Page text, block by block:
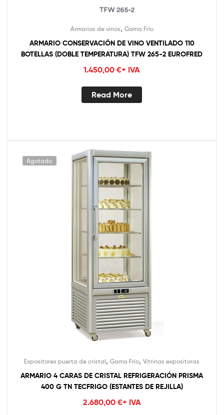
Armarios de vinos, Gama Frío
ARMARIO CONSERVACIÓN DE VINO VENTILADO 110
BOTELLAS (DOBLE TEMPERATURA) TFW 265-2 EUROFRED
1.450,00 €+ IVA
Read More
Agotado
Expositores puerta de cristal, Gama Frío, Vitrinas expositoras
ARMARIO 4 CARAS DE CRISTAL REFRIGERACIÓN PRISMA
400 G TN TECFRIGO (ESTANTES DE REJILLA)
2.680,00 €+ IVA